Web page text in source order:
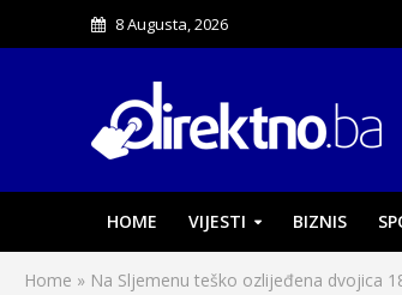
8 Augusta, 2026
HOME VIJESTI BIZNIS
Home » Na Sljemenu teško ozlijeđena dvojica